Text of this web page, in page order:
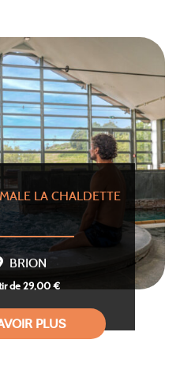
LA CHALDETTE
BRION
de 29,00 €
PLUS